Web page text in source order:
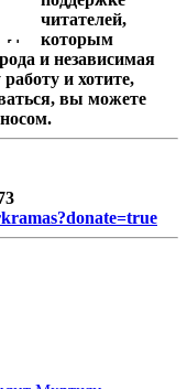
է
ը:
читателей,
которым
и независимая
и хотите,
вы можете